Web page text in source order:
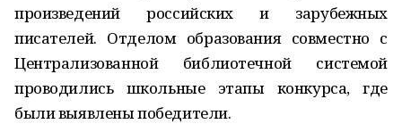
произведений российских и зарубежных
писателей. Отделом образования совместно с
Централизованной библиотечной системой
проводились школьные этапы конкурса, где
были выявлены победители.